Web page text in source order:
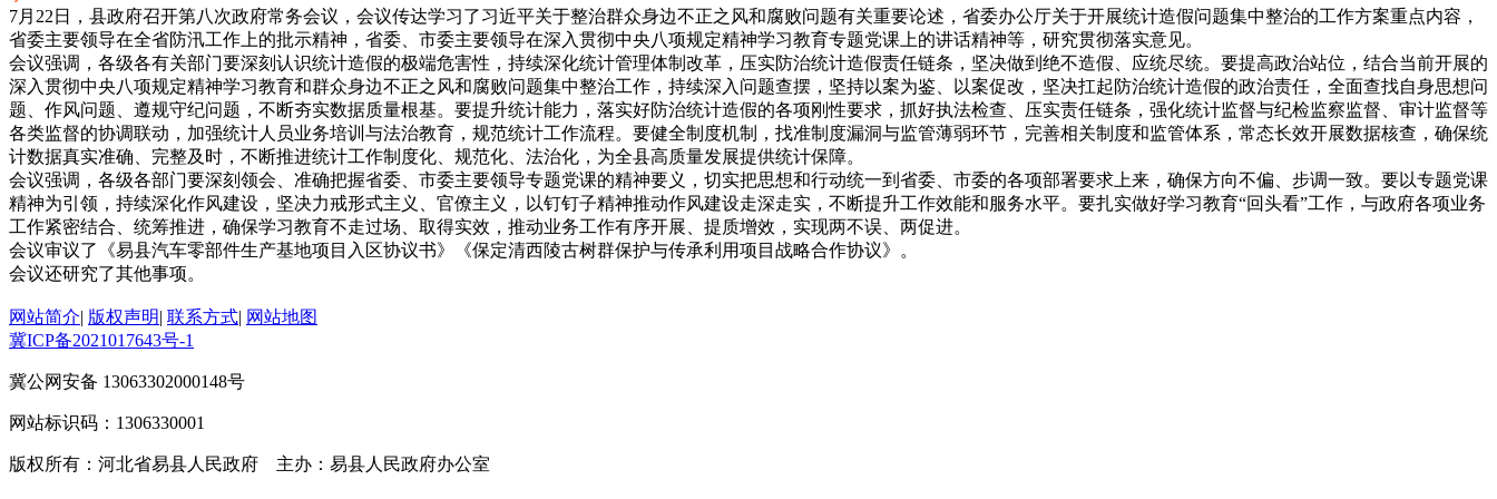
7月22日，县政府召开第八次政府常务会议，会议传达学习了习近平关于整治群众身边不正之风和腐败问题有关重要论述，省委办公厅关于开展统计造假问题集中整治的工作方案重点内容，
省委主要领导在全省防汛工作上的批示精神，省委、市委主要领导在深入贯彻中央八项规定精神学习教育专题党课上的讲话精神等，研究贯彻落实意见。
会议强调，各级各有关部门要深刻认识统计造假的极端危害性，持续深化统计管理体制改革，压实防治统计造假责任链条，坚决做到绝不造假、应统尽统。要提高政治站位，结合当前开展的
深入贯彻中央八项规定精神学习教育和群众身边不正之风和腐败问题集中整治工作，持续深入问题查摆，坚持以案为鉴、以案促改，坚决扛起防治统计造假的政治责任，全面查找自身思想问
题、作风问题、遵规守纪问题，不断夯实数据质量根基。要提升统计能力，落实好防治统计造假的各项刚性要求，抓好执法检查、压实责任链条，强化统计监督与纪检监察监督、审计监督等
各类监督的协调联动，加强统计人员业务培训与法治教育，规范统计工作流程。要健全制度机制，找准制度漏洞与监管薄弱环节，完善相关制度和监管体系，常态长效开展数据核查，确保统
计数据真实准确、完整及时，不断推进统计工作制度化、规范化、法治化，为全县高质量发展提供统计保障。
会议强调，各级各部门要深刻领会、准确把握省委、市委主要领导专题党课的精神要义，切实把思想和行动统一到省委、市委的各项部署要求上来，确保方向不偏、步调一致。要以专题党课
精神为引领，持续深化作风建设，坚决力戒形式主义、官僚主义，以钉钉子精神推动作风建设走深走实，不断提升工作效能和服务水平。要扎实做好学习教育“回头看”工作，与政府各项业务
工作紧密结合、统筹推进，确保学习教育不走过场、取得实效，推动业务工作有序开展、提质增效，实现两不误、两促进。
会议审议了《易县汽车零部件生产基地项目入区协议书》《保定清西陵古树群保护与传承利用项目战略合作协议》。
会议还研究了其他事项。
网站简介| 版权声明| 联系方式| 网站地图
冀ICP备2021017643号-1
冀公网安备 13063302000148号
网站标识码：1306330001
版权所有：河北省易县人民政府 主办：易县人民政府办公室